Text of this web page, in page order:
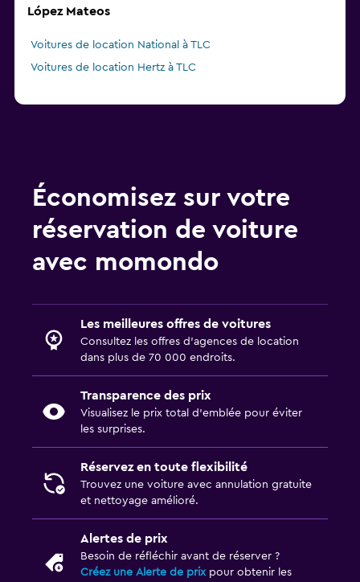
López Mateos
Voitures de location National à TLC
Voitures de location Hertz à TLC
Économisez sur votre
réservation de voiture
avec momondo
Les meilleures offres de voitures
Consultez les offres d’agences de location
dans plus de 70 000 endroits.
Transparence des prix
Visualisez le prix total d’emblée pour éviter
les surprises.
Réservez en toute flexibilité
Trouvez une voiture avec annulation gratuite
et nettoyage amélioré.
Alertes de prix
Besoin de réfléchir avant de réserver ?
Créez une Alerte de prixpour obtenir les